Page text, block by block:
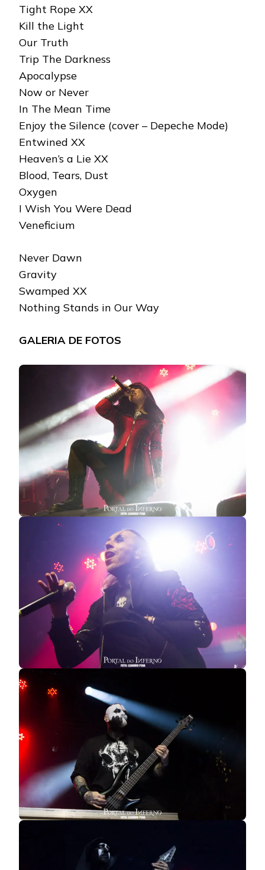
Tight Rope XX
Kill the Light
Our Truth
Trip The Darkness
Apocalypse
Now or Never
In The Mean Time
Enjoy the Silence (cover – Depeche Mode)
Entwined XX
Heaven’s a Lie XX
Blood, Tears, Dust
Oxygen
I Wish You Were Dead
Veneficium
Never Dawn
Gravity
Swamped XX
Nothing Stands in Our Way
GALERIA DE FOTOS